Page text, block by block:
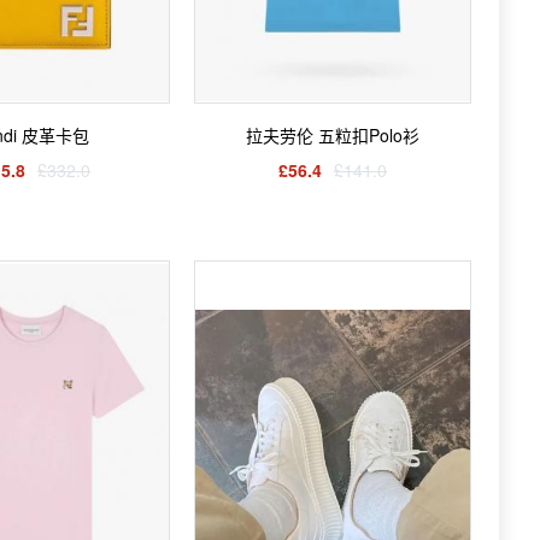
皮革卡包
£332.0
拉夫劳伦 五粒扣Polo衫
£56.4 £141.0